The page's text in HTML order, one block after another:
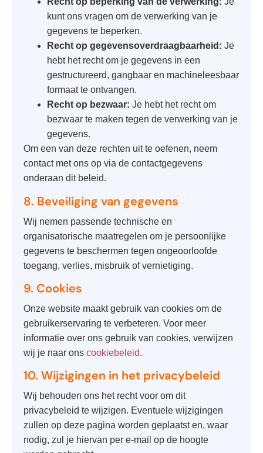
kunt ons vragen om de verwerking van je
gegevens te beperken.
Recht op gegevensoverdraagbaarheid: Je
hebt het recht om je gegevens in een
gestructureerd, gangbaar en machineleesbaar
formaat te ontvangen.
Recht op bezwaar: Je hebt het recht om
bezwaar te maken tegen de verwerking van je
gegevens.
Om een van deze rechten uit te oefenen, neem
contact met ons op via de contactgegevens
onderaan dit beleid.
8. Beveiliging van gegevens
Wij nemen passende technische en
organisatorische maatregelen om je persoonlijke
gegevens te beschermen tegen ongeoorloofde
toegang, verlies, misbruik of vernietiging.
9. Cookies
Onze website maakt gebruik van cookies om de
gebruikerservaring te verbeteren. Voor meer
informatie over ons gebruik van cookies, verwijzen
wij je naar ons cookiebeleid.
10. Wijzigingen in het privacybeleid
Wij behouden ons het recht voor om dit
privacybeleid te wijzigen. Eventuele wijzigingen
zullen op deze pagina worden geplaatst en, waar
nodig, zul je hiervan per e-mail op de hoogte